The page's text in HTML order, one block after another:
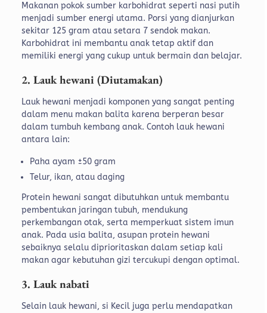
Makanan pokok sumber karbohidrat seperti nasi putih
menjadi sumber energi utama. Porsi yang dianjurkan
sekitar 125 gram atau setara 7 sendok makan.
Karbohidrat ini membantu anak tetap aktif dan
memiliki energi yang cukup untuk bermain dan belajar.
2. Lauk hewani (Diutamakan)
Lauk hewani menjadi komponen yang sangat penting
dalam menu makan balita karena berperan besar
dalam tumbuh kembang anak. Contoh lauk hewani
antara lain:
Paha ayam ±50 gram
Telur, ikan, atau daging
Protein hewani sangat dibutuhkan untuk membantu
pembentukan jaringan tubuh, mendukung
perkembangan otak, serta memperkuat sistem imun
anak. Pada usia balita, asupan protein hewani
sebaiknya selalu diprioritaskan dalam setiap kali
makan agar kebutuhan gizi tercukupi dengan optimal.
3. Lauk nabati
Selain lauk hewani, si Kecil juga perlu mendapatkan